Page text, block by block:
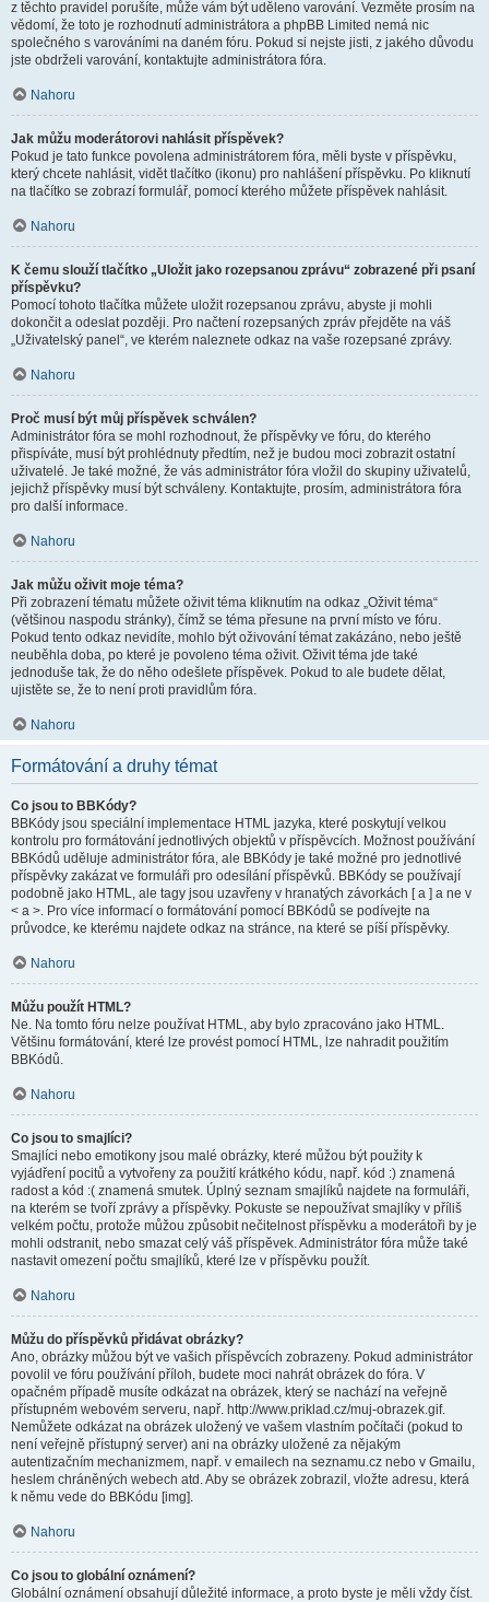
z těchto pravidel porušíte, může vám být uděleno varování. Vezměte prosím na
vědomí, že toto je rozhodnutí administrátora a phpBB Limited nemá nic
společného s varováními na daném fóru. Pokud si nejste jisti, z jakého důvodu
jste obdrželi varování, kontaktujte administrátora fóra.
Nahoru
Jak můžu moderátorovi nahlásit příspěvek?
Pokud je tato funkce povolena administrátorem fóra, měli byste v příspěvku,
který chcete nahlásit, vidět tlačítko (ikonu) pro nahlášení příspěvku. Po kliknutí
na tlačítko se zobrazí formulář, pomocí kterého můžete příspěvek nahlásit.
Nahoru
K čemu slouží tlačítko „Uložit jako rozepsanou zprávu“ zobrazené při psaní
příspěvku?
Pomocí tohoto tlačítka můžete uložit rozepsanou zprávu, abyste ji mohli
dokončit a odeslat později. Pro načtení rozepsaných zpráv přejděte na váš
„Uživatelský panel“, ve kterém naleznete odkaz na vaše rozepsané zprávy.
Nahoru
Proč musí být můj příspěvek schválen?
Administrátor fóra se mohl rozhodnout, že příspěvky ve fóru, do kterého
přispíváte, musí být prohlédnuty předtím, než je budou moci zobrazit ostatní
uživatelé. Je také možné, že vás administrátor fóra vložil do skupiny uživatelů,
jejichž příspěvky musí být schváleny. Kontaktujte, prosím, administrátora fóra
pro další informace.
Nahoru
Jak můžu oživit moje téma?
Při zobrazení tématu můžete oživit téma kliknutím na odkaz „Oživit téma“
(většinou naspodu stránky), čímž se téma přesune na první místo ve fóru.
Pokud tento odkaz nevidíte, mohlo být oživování témat zakázáno, nebo ještě
neuběhla doba, po které je povoleno téma oživit. Oživit téma jde také
jednoduše tak, že do něho odešlete příspěvek. Pokud to ale budete dělat,
ujistěte se, že to není proti pravidlům fóra.
Nahoru
Formátování a druhy témat
Co jsou to BBKódy?
BBKódy jsou speciální implementace HTML jazyka, které poskytují velkou
kontrolu pro formátování jednotlivých objektů v příspěvcích. Možnost používání
BBKódů uděluje administrátor fóra, ale BBKódy je také možné pro jednotlivé
příspěvky zakázat ve formuláři pro odesílání příspěvků. BBKódy se používají
podobně jako HTML, ale tagy jsou uzavřeny v hranatých závorkách [ a ] a ne v
< a >. Pro více informací o formátování pomocí BBKódů se podívejte na
průvodce, ke kterému najdete odkaz na stránce, na které se píší příspěvky.
Nahoru
Můžu použít HTML?
Ne. Na tomto fóru nelze používat HTML, aby bylo zpracováno jako HTML.
Většinu formátování, které lze provést pomocí HTML, lze nahradit použitím
BBKódů.
Nahoru
Co jsou to smajlíci?
Smajlíci nebo emotikony jsou malé obrázky, které můžou být použity k
vyjádření pocitů a vytvořeny za použití krátkého kódu, např. kód :) znamená
radost a kód :( znamená smutek. Úplný seznam smajlíků najdete na formuláři,
na kterém se tvoří zprávy a příspěvky. Pokuste se nepoužívat smajlíky v příliš
velkém počtu, protože můžou způsobit nečitelnost příspěvku a moderátoři by je
mohli odstranit, nebo smazat celý váš příspěvek. Administrátor fóra může také
nastavit omezení počtu smajlíků, které lze v příspěvku použít.
Nahoru
Můžu do příspěvků přidávat obrázky?
Ano, obrázky můžou být ve vašich příspěvcích zobrazeny. Pokud administrátor
povolil ve fóru používání příloh, budete moci nahrát obrázek do fóra. V
opačném případě musíte odkázat na obrázek, který se nachází na veřejně
přístupném webovém serveru, např. http://www.priklad.cz/muj-obrazek.gif.
Nemůžete odkázat na obrázek uložený ve vašem vlastním počítači (pokud to
není veřejně přístupný server) ani na obrázky uložené za nějakým
autentizačním mechanizmem, např. v emailech na seznamu.cz nebo v Gmailu,
heslem chráněných webech atd. Aby se obrázek zobrazil, vložte adresu, která
k němu vede do BBKódu [img].
Nahoru
Co jsou to globální oznámení?
Globální oznámení obsahují důležité informace, a proto byste je měli vždy číst.